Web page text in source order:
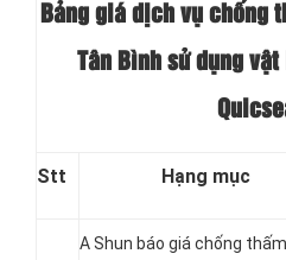
Bảng giá dịch vụ chống
Tân Bình sử dụng
Stt Hạng mục
A Shun báo giá chống